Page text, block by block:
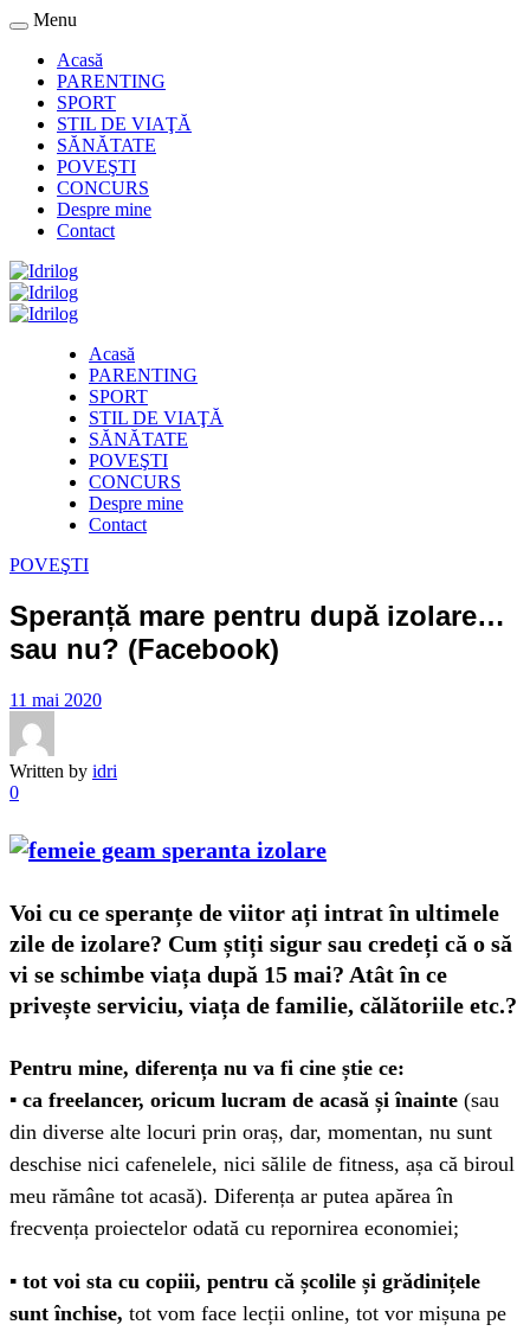
Menu
Acasă
PARENTING
SPORT
STIL DE VIAŢĂ
SĂNĂTATE
POVEŞTI
CONCURS
Despre mine
Contact
Acasă
PARENTING
SPORT
STIL DE VIAŢĂ
SĂNĂTATE
POVEŞTI
CONCURS
Despre mine
Contact
POVEŞTI
Speranță mare pentru după izolare…
sau nu? (Facebook)
11 mai 2020
Written by idri
0
Voi cu ce speranțe de viitor ați intrat în ultimele
zile de izolare? Cum știți sigur sau credeți că o să
vi se schimbe viața după 15 mai? Atât în ce
privește serviciu, viața de familie, călătoriile etc.?
Pentru mine, diferența nu va fi cine știe ce:
▪️ ca freelancer, oricum lucram de acasă și înainte (sau
din diverse alte locuri prin oraș, dar, momentan, nu sunt
deschise nici cafenelele, nici sălile de fitness, așa că biroul
meu rămâne tot acasă). Diferența ar putea apărea în
frecvența proiectelor odată cu repornirea economiei;
▪️ tot voi sta cu copiii, pentru că școlile și grădinițele
sunt închise, tot vom face lecții online, tot vor mișuna pe